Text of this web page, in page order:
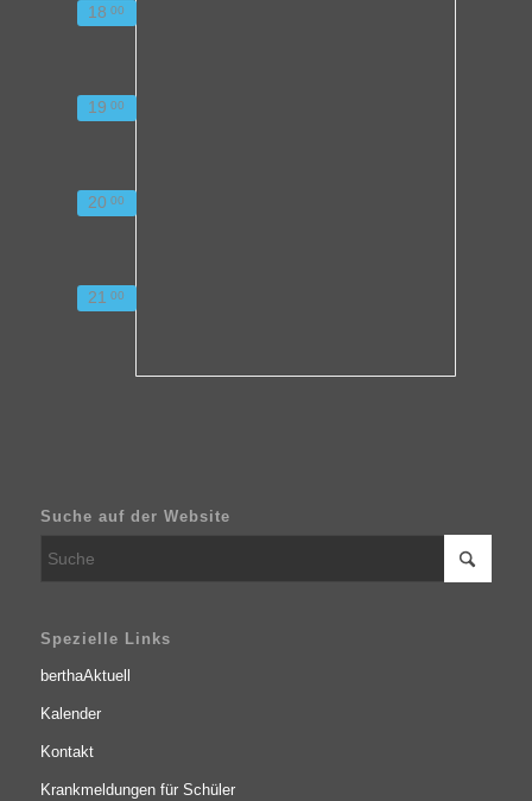
18 00
19 00
20 00
21 00
Suche auf der Website
Spezielle Links
berthaAktuell
Kalender
Kontakt
Krankmeldungen für Schüler